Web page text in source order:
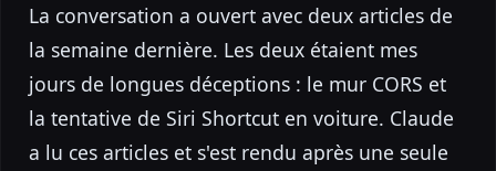
La conversation a ouvert avec deux articles de
la semaine dernière. Les deux étaient mes
jours de longues déceptions : le mur CORS et
la tentative de Siri Shortcut en voiture. Claude
a lu ces articles et s'est rendu après une seule